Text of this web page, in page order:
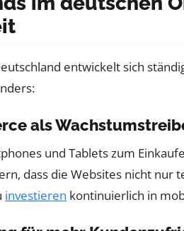
entwickelt sich
als
und Tablets zum
dass die Websites nicht nur
investieren kontinuierlich in